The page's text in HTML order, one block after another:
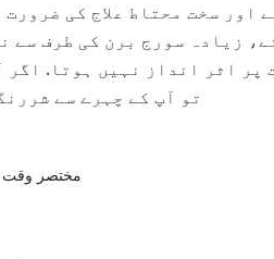
اور سخت محتاط علاج کی
زیادہ سورج برن کی طرف سے
پر اثر انداز نہیں ہوتا.
تو آپ کے چہرے سے
مختصر وقت